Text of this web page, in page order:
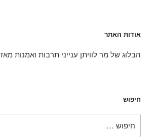
אודות האתר
הבלוג של מר לוויתן ענייני תרבות ואמנות מאז 2006
חיפוש